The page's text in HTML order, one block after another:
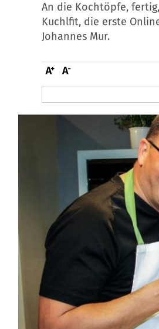
An die Kochtöpfe,
Kuchlfit, die erste
Johannes Mur.